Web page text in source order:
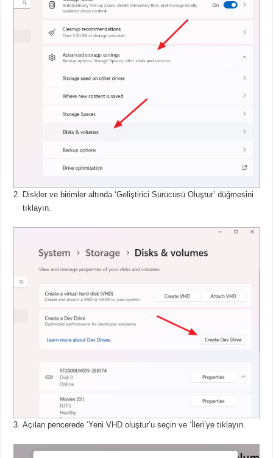
Diskler ve birimler altında ‘Geliştirici Sürücüsü Oluştur’ düğmesini
tıklayın.
Açılan pencerede ‘Yeni VHD oluştur’u seçin ve ‘İleri’ye tıklayın.